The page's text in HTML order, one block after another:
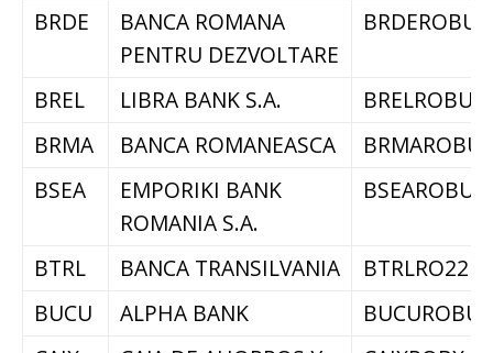
BRDE
BANCA ROMANA
PENTRU DEZVOLTARE
BRDEROBU
BREL LIBRA BANK S.A.
BRELROBU
BRMA
BANCA ROMANEASCA
BRMAROBU
BSEA
EMPORIKI BANK
ROMANIA S.A.
BSEAROBU
BTRL BANCA TRANSILVANIA
BTRLRO22
BUCU
ALPHA BANK
BUCUROBU